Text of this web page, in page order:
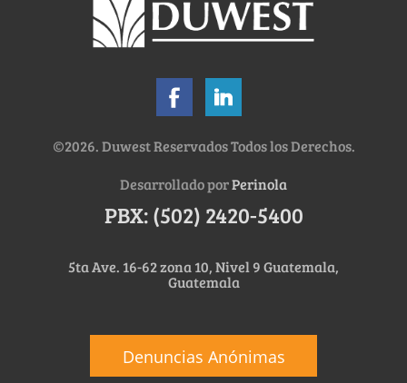
©2026. Duwest Reservados Todos los Derechos.
Desarrollado porPerinola
PBX: (502) 2420-5400
5ta Ave. 16-62 zona 10, Nivel 9 Guatemala,
Guatemala
Denuncias Anónimas